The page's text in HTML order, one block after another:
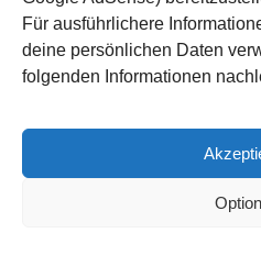
Für ausführlichere
deine persönlichen Daten
folgenden Informationen
Strategie Ziel